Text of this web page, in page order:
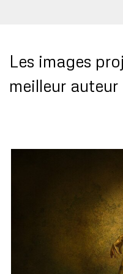
Les images
meilleur auteur